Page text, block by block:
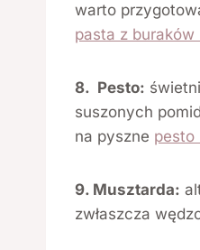
warto
pasta z buraków
8. Pesto:
suszonych
na pyszne pesto
9. Musztarda:
zwłaszcza